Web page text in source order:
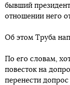
бывший
отношении него
Об этом Труба
По его словам,
повесток на
перенести